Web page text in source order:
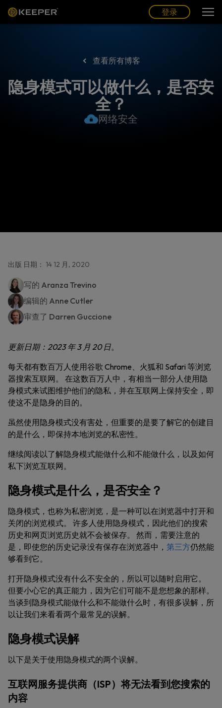
登录
查看所有博客
隐身模式可以做什么，是否安
全？
网络安全
出版 日期： 14 12 月, 2020
写的 Aranza Trevino
编辑的 Anne Cutler
审查了 Darren Guccione
更新日期：2023 年 3 月 20 日。
每天都有数百万人使用谷歌 Chrome、火狐和 Safari 等浏览
器搜索互联网。 在这数百万人中，有相当一部分人使用隐
身模式来试图维护他们的隐私，并在互联网上保持安全，即
使这不是隐身的目的。
虽然使用隐身模式没有害处，但重要的是要了解它的创建目
的是什么，即保持本地浏览的私密性。
继续阅读以了解隐身模式能做什么和不能做什么，以及如何
私下浏览互联网。
隐身模式是什么，是否安全？
隐身模式，也称为私密浏览，是一种可以在浏览器中打开和
关闭的浏览模式。 许多人使用隐身模式，因此他们的搜索
历史和网页浏览历史就不会被保存。 然而，需要注意的
是，即使您的历史记录没有保存在浏览器中， 第三方仍然能
够看到它。
打开隐身模式没有什么不安全的，所以可以随时启用它。
但要小心它的真正能力，因为它们可能不是您想象的那样。
当谈到隐身模式能做什么和不能做什么时，有很多误解，所
以让我们来看看两个最常见的误解。
隐身模式误解
以下是关于使用隐身模式的两个误解。
互联网服务提供商（ISP）将无法看到您搜索的
内容